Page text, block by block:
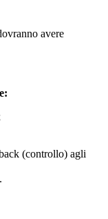
avere
(controllo) agli